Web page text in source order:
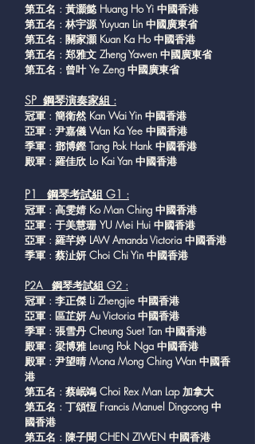
第五名 : 黃灝懿 Huang Ho Yi 中國香港
第五名 : 林宇源 Yuyuan Lin 中國廣東省
第五名 : 關家灝 Kuan Ka Ho 中國香港
第五名 : 郑雅文 Zheng Yawen 中國廣東省
第五名 : 曾叶 Ye Zeng 中國廣東省
SP 鋼琴演奏家組 :
冠軍 : 簡衛然 Kan Wai Yin 中國香港
亞軍 : 尹嘉儀 Wan Ka Yee 中國香港
季軍 : 鄧博鏗 Tang Pok Hank 中國香港
殿軍 : 羅佳欣 Lo Kai Yan 中國香港
P1 鋼琴考試組 G1 :
冠軍 : 高雯婧 Ko Man Ching 中國香港
亞軍 : 于美慧珊 YU Mei Hui 中國香港
亞軍 : 羅芊婷 LAW Amanda Victoria 中國香港
季軍 : 蔡沚妍 Choi Chi Yin 中國香港
P2A 鋼琴考試組 G2 :
冠軍 : 李正傑 Li Zhengjie 中國香港
亞軍 : 區芷妍 Au Victoria 中國香港
季軍 : 張雪丹 Cheung Suet Tan 中國香港
殿軍 : 梁博雅 Leung Pok Nga 中國香港
殿軍 : 尹望晴 Mona Mong Ching Wan 中國香
港
第五名 : 蔡岷鴗 Choi Rex Man Lap 加拿大
第五名 : 丁頌恆 Francis Manuel Dingcong 中
國香港
第五名 : 陳子聞 CHEN ZIWEN 中國香港